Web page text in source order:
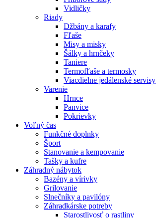
Vidličky
Riady
Džbány a karafy
Fľaše
Misy a misky
Šálky a hrnčeky
Taniere
Termofľaše a termosky
Viacdielne jedálenské servisy
Varenie
Hrnce
Panvice
Pokrievky
Voľný čas
Funkčné doplnky
Šport
Stanovanie a kempovanie
Tašky a kufre
Záhradný nábytok
Bazény a vírivky
Grilovanie
Slnečníky a pavilóny
Záhradkárske potreby
Starostlivosť o rastliny